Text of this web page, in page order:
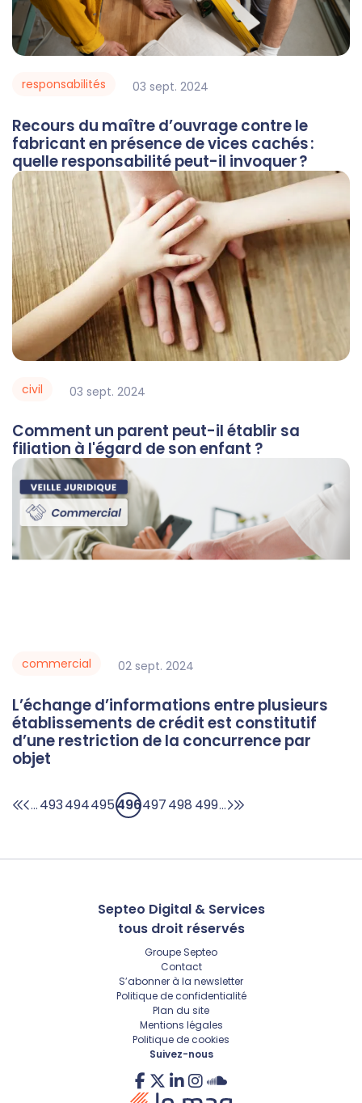
Recours du maître d’ouvrage contre le
fabricant en présence de vices cachés :
quelle responsabilité peut-il invoquer ?
03 sept. 2024
responsabilités
Comment un parent peut-il établir sa
filiation à l'égard de son enfant ?
03 sept. 2024
civil
L’échange d’informations entre plusieurs
établissements de crédit est constitutif
d’une restriction de la concurrence par
objet
02 sept. 2024
commercial
... 493494495496497498 499...
Septeo Digital & Services
tous droit réservés
Groupe Septeo
Contact
S’abonner à la newsletter
Politique de confidentialité
Plan du site
Mentions légales
Politique de cookies
Suivez-nous